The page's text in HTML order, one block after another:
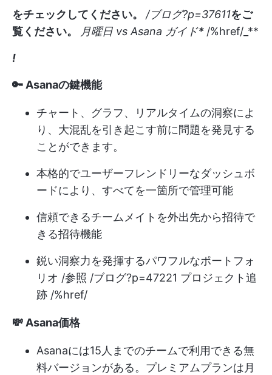
をチェックしてください。 /ブログ?p=37611をご
覧ください。
月曜日 vs Asana ガイド* /%href/_**
!
🔑 Asanaの鍵機能
チャート、グラフ、リアルタイムの洞察によ
り、大混乱を引き起こす前に問題を発見する
ことができます。
本格的でユーザーフレンドリーなダッシュボ
ードにより、すべてを一箇所で管理可能
信頼できるチームメイトを外出先から招待で
きる招待機能
鋭い洞察力を発揮するパワフルなポートフォ
リオ /参照 /ブログ?p=47221 プロジェクト追
跡 /%href/
💸 Asana価格
Asanaには15人までのチームで利用できる無
料バージョンがある。プレミアムプランは月